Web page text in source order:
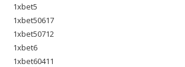
1xbet5
1xbet50617
1xbet50712
1xbet6
1xbet60411